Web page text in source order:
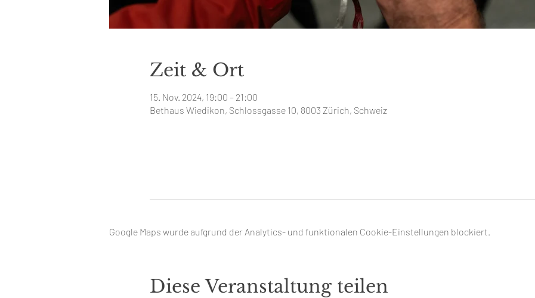
Zeit & Ort
15. Nov. 2024, 19:00 – 21:00
Bethaus Wiedikon, Schlossgasse 10, 8003 Zürich, Schweiz
Google Maps wurde aufgrund der Analytics- und funktionalen Cookie-Einstellungen blockiert.
Diese Veranstaltung teilen